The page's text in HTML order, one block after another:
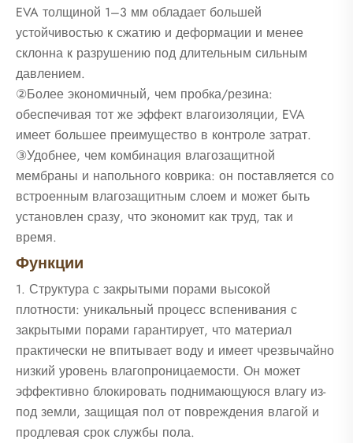
EVA толщиной 1–3 мм обладает большей
устойчивостью к сжатию и деформации и менее
склонна к разрушению под длительным сильным
давлением.
②Более экономичный, чем пробка/резина:
обеспечивая тот же эффект влагоизоляции, EVA
имеет большее преимущество в контроле затрат.
③Удобнее, чем комбинация влагозащитной
мембраны и напольного коврика: он поставляется со
встроенным влагозащитным слоем и может быть
установлен сразу, что экономит как труд, так и
время.
Функции
1. Структура с закрытыми порами высокой
плотности: уникальный процесс вспенивания с
закрытыми порами гарантирует, что материал
практически не впитывает воду и имеет чрезвычайно
низкий уровень влагопроницаемости. Он может
эффективно блокировать поднимающуюся влагу из-
под земли, защищая пол от повреждения влагой и
продлевая срок службы пола.